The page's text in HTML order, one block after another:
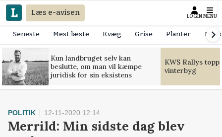
Læs e-avisen LOGIN MENU
Seneste Mest læste Kvæg Grise Planter
Kun landbruget selv kan
beslutte, om man vil kæmpe
juridisk for sin eksistens
KWS Rallys
vinterbyg
POLITIK 12-11-2020 12:14
Merrild: Min sidste dag blev